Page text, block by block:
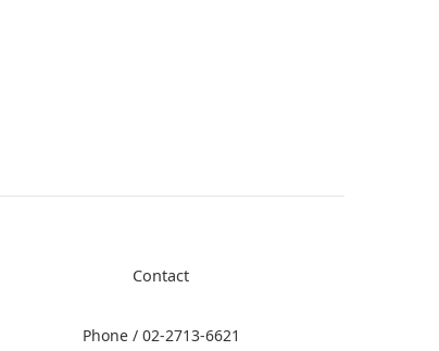
Contact
Phone / 02-2713-6621